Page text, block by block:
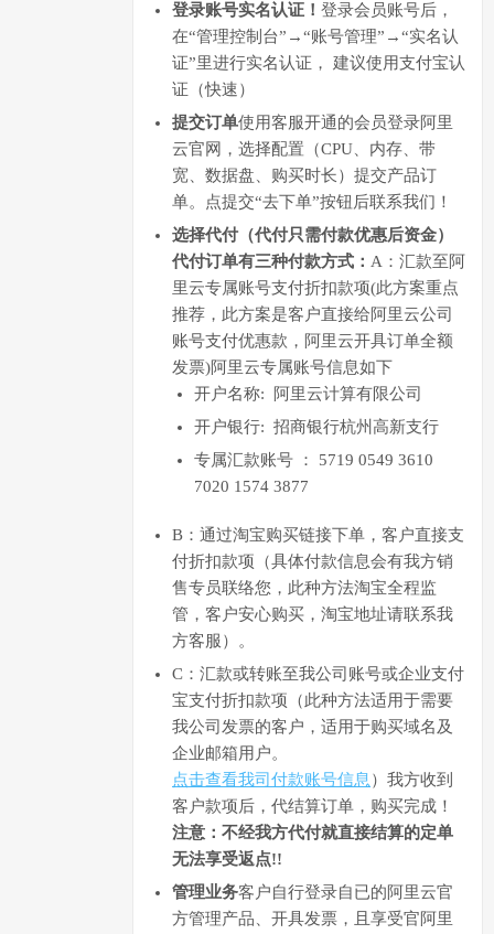
登录账号实名认证！ 登录会员账号后，
在“管理控制台”→“账号管理”→“实名认
证”里进行实名认证， 建议使用支付宝认
证（快速）
提交订单使用客服开通的会员登录阿里
云官网，选择配置（CPU、内存、带
宽、数据盘、购买时长）提交产品订
单。点提交“去下单”按钮后联系我们！
选择代付（代付只需付款优惠后资金）
代付订单有三种付款方式： A：汇款至阿
里云专属账号支付折扣款项(此方案重点
推荐，此方案是客户直接给阿里云公司
账号支付优惠款，阿里云开具订单全额
发票)阿里云专属账号信息如下
开户名称: 阿里云计算有限公司
开户银行: 招商银行杭州高新支行
专属汇款账号 ： 5719 0549 3610
7020 1574 3877
B：通过淘宝购买链接下单，客户直接支
付折扣款项（具体付款信息会有我方销
售专员联络您，此种方法淘宝全程监
管，客户安心购买，淘宝地址请联系我
方客服）。
C：汇款或转账至我公司账号或企业支付
宝支付折扣款项（此种方法适用于需要
我公司发票的客户，适用于购买域名及
企业邮箱用户。
点击查看我司付款账号信息 ）我方收到
客户款项后，代结算订单，购买完成！
注意：不经我方代付就直接结算的定单
无法享受返点!!
管理业务客户自行登录自已的阿里云官
方管理产品、开具发票，且享受官阿里